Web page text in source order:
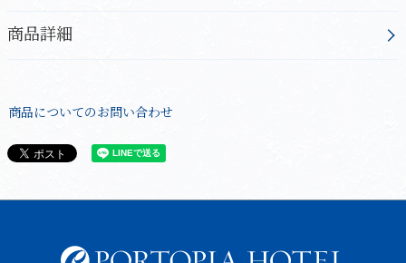
商品詳細
商品についてのお問い合わせ